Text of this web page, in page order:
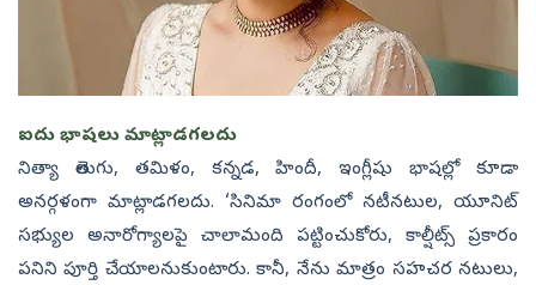
ఐదు భాషలు మాట్లాడగలదు
నిత్యా తెలుగు, తమిళం, కన్నడ, హిందీ, ఇంగ్లీషు భాషల్లో కూడా
అనర్గళంగా మాట్లాడగలదు. ‘సినిమా రంగంలో నటీనటుల, యూనిట్‌
సభ్యుల అనారోగ్యాలపై చాలామంది పట్టించుకోరు, కాల్షీట్స్‌ ప్రకారం
పనిని పూర్తి చేయాలనుకుంటారు. కానీ, నేను మాత్రం సహచర నటులు,